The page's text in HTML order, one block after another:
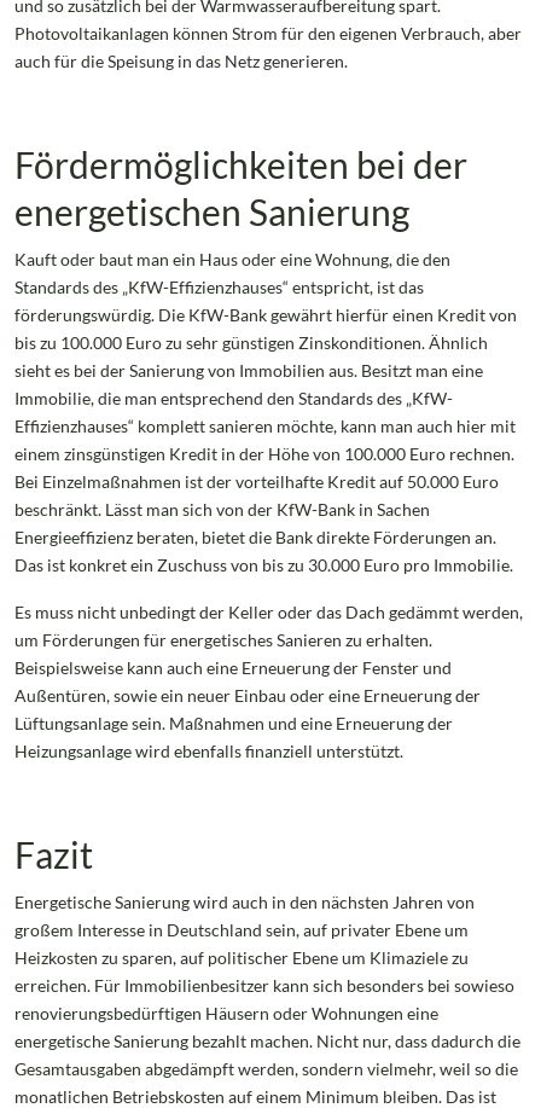
und so zusätzlich bei der Warmwasseraufbereitung spart.
Photovoltaikanlagen können Strom für den eigenen Verbrauch, aber
auch für die Speisung in das Netz generieren.
Fördermöglichkeiten bei der
energetischen Sanierung
Kauft oder baut man ein Haus oder eine Wohnung, die den
Standards des „KfW-Effizienzhauses“ entspricht, ist das
förderungswürdig. Die KfW-Bank gewährt hierfür einen Kredit von
bis zu 100.000 Euro zu sehr günstigen Zinskonditionen. Ähnlich
sieht es bei der Sanierung von Immobilien aus. Besitzt man eine
Immobilie, die man entsprechend den Standards des „KfW-
Effizienzhauses“ komplett sanieren möchte, kann man auch hier mit
einem zinsgünstigen Kredit in der Höhe von 100.000 Euro rechnen.
Bei Einzelmaßnahmen ist der vorteilhafte Kredit auf 50.000 Euro
beschränkt. Lässt man sich von der KfW-Bank in Sachen
Energieeffizienz beraten, bietet die Bank direkte Förderungen an.
Das ist konkret ein Zuschuss von bis zu 30.000 Euro pro Immobilie.
Es muss nicht unbedingt der Keller oder das Dach gedämmt werden,
um Förderungen für energetisches Sanieren zu erhalten.
Beispielsweise kann auch eine Erneuerung der Fenster und
Außentüren, sowie ein neuer Einbau oder eine Erneuerung der
Lüftungsanlage sein. Maßnahmen und eine Erneuerung der
Heizungsanlage wird ebenfalls finanziell unterstützt.
Fazit
Energetische Sanierung wird auch in den nächsten Jahren von
großem Interesse in Deutschland sein, auf privater Ebene um
Heizkosten zu sparen, auf politischer Ebene um Klimaziele zu
erreichen. Für Immobilienbesitzer kann sich besonders bei sowieso
renovierungsbedürftigen Häusern oder Wohnungen eine
energetische Sanierung bezahlt machen. Nicht nur, dass dadurch die
Gesamtausgaben abgedämpft werden, sondern vielmehr, weil so die
monatlichen Betriebskosten auf einem Minimum bleiben. Das ist